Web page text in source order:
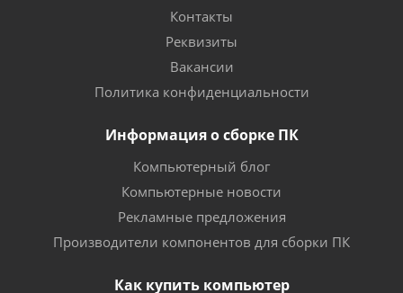
Контакты
Реквизиты
Вакансии
Политика конфиденциальности
Информация о сборке ПК
Компьютерный блог
Компьютерные новости
Рекламные предложения
Производители компонентов для сборки ПК
Как купить компьютер